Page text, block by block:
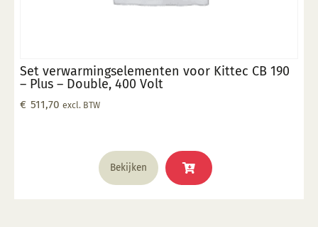
Set verwarmingselementen voor Kittec CB 190
– Plus – Double, 400 Volt
€ 511,70 excl. BTW
Bekijken